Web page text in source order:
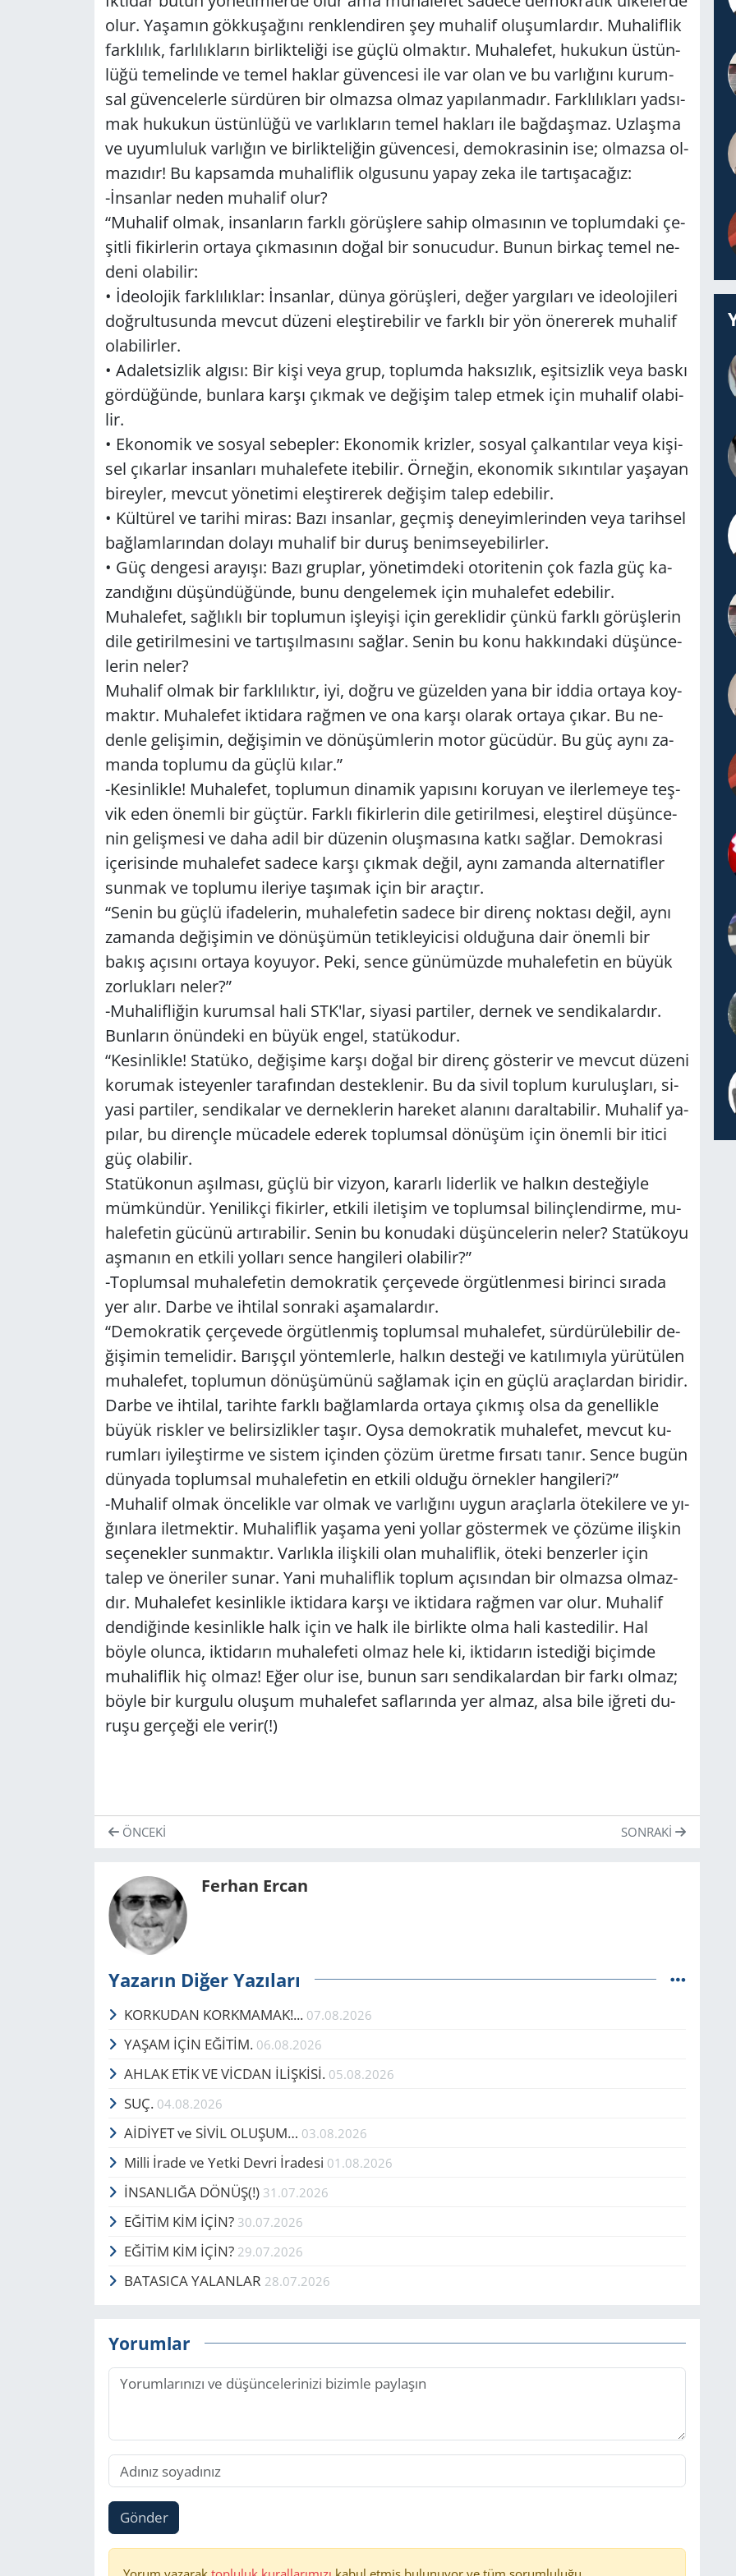
olur. Ya­şa­mın gök­ku­şa­ğı­nı renk­len­di­ren şey mu­ha­lif olu­şum­lar­dır. Mu­ha­lif­lik
fark­lı­lık, far­lı­lık­la­rın bir­lik­te­li­ği ise güçlü ol­mak­tır. Mu­ha­le­fet, hu­ku­kun üs­tün­
lü­ğü te­me­lin­de ve temel hak­lar gü­ven­ce­si ile var olan ve bu var­lı­ğı­nı ku­rum­
sal gü­ven­ce­ler­le sür­dü­ren bir ol­maz­sa olmaz ya­pı­lan­ma­dır. Fark­lı­lık­la­rı yad­sı­
mak hu­ku­kun üs­tün­lü­ğü ve var­lık­la­rın temel hak­la­rı ile bağ­daş­maz. Uz­laş­ma
ve uyum­lu­luk var­lı­ğın ve bir­lik­te­li­ğin gü­ven­ce­si, de­mok­ra­si­nin ise; ol­maz­sa ol­
ma­zı­dır! Bu kap­sam­da mu­ha­lif­lik ol­gu­su­nu yapay zeka ile tar­tı­şa­ca­ğız:
-İnsan­lar neden mu­ha­lif olur?
“Mu­ha­lif olmak, in­san­la­rın fark­lı gö­rüş­le­re sahip ol­ma­sı­nın ve top­lum­da­ki çe­
şit­li fi­kir­le­rin or­ta­ya çık­ma­sı­nın doğal bir so­nu­cu­dur. Bunun bir­kaç temel ne­
de­ni ola­bi­lir:
• İde­olo­jik fark­lı­lık­lar: İnsan­lar, dünya gö­rüş­le­ri, değer yar­gı­la­rı ve ide­olo­ji­le­ri
doğ­rul­tu­sun­da mev­cut dü­ze­ni eleş­ti­re­bi­lir ve fark­lı bir yön öne­re­rek mu­ha­lif
ola­bi­lir­ler.
• Ada­let­siz­lik al­gı­sı: Bir kişi veya grup, top­lum­da hak­sız­lık, eşit­siz­lik veya baskı
gör­dü­ğün­de, bun­la­ra karşı çık­mak ve de­ği­şim talep etmek için mu­ha­lif ola­bi­
lir.
• Eko­no­mik ve sos­yal se­bep­ler: Eko­no­mik kriz­ler, sos­yal çal­kan­tı­lar veya ki­şi­
sel çı­kar­lar in­san­la­rı mu­ha­le­fe­te ite­bi­lir. Ör­ne­ğin, eko­no­mik sı­kın­tı­lar ya­şa­yan
bi­rey­ler, mev­cut yö­ne­ti­mi eleş­ti­re­rek de­ği­şim talep ede­bi­lir.
• Kül­tü­rel ve ta­ri­hi miras: Bazı in­san­lar, geç­miş de­ne­yim­le­rin­den veya ta­rih­sel
bağ­lam­la­rın­dan do­la­yı mu­ha­lif bir duruş be­nim­se­ye­bi­lir­ler.
• Güç den­ge­si ara­yı­şı: Bazı grup­lar, yö­ne­tim­de­ki oto­ri­te­nin çok fazla güç ka­
zan­dı­ğı­nı dü­şün­dü­ğün­de, bunu den­ge­le­mek için mu­ha­le­fet ede­bi­lir.
Mu­ha­le­fet, sağ­lık­lı bir top­lu­mun iş­le­yi­şi için ge­rek­li­dir çünkü fark­lı gö­rüş­le­rin
dile ge­ti­ril­me­si­ni ve tar­tı­şıl­ma­sı­nı sağ­lar. Senin bu konu hak­kın­da­ki dü­şün­ce­
le­rin neler?
Mu­ha­lif olmak bir fark­lı­lık­tır, iyi, doğru ve gü­zel­den yana bir iddia or­ta­ya koy­
mak­tır. Mu­ha­le­fet ik­ti­da­ra rağ­men ve ona karşı ola­rak or­ta­ya çıkar. Bu ne­
den­le ge­li­şi­min, de­ği­şi­min ve dö­nü­şüm­le­rin motor gü­cü­dür. Bu güç aynı za­
man­da top­lu­mu da güçlü kılar.”
-Ke­sin­lik­le! Mu­ha­le­fet, top­lu­mun di­na­mik ya­pı­sı­nı ko­ru­yan ve iler­le­me­ye teş­
vik eden önem­li bir güç­tür. Fark­lı fi­kir­le­rin dile ge­ti­ril­me­si, eleş­ti­rel dü­şün­ce­
nin ge­liş­me­si ve daha adil bir dü­ze­nin oluş­ma­sı­na katkı sağ­lar. De­mok­ra­si
içe­ri­sin­de mu­ha­le­fet sa­de­ce karşı çık­mak değil, aynı za­man­da al­ter­na­tif­ler
sun­mak ve top­lu­mu ile­ri­ye ta­şı­mak için bir araç­tır.
“Senin bu güçlü ifa­de­le­rin, mu­ha­le­fe­tin sa­de­ce bir di­renç nok­ta­sı değil, aynı
za­man­da de­ği­şi­min ve dö­nü­şü­mün te­tik­le­yi­ci­si ol­du­ğu­na dair önem­li bir
bakış açı­sı­nı or­ta­ya ko­yu­yor. Peki, sence gü­nü­müz­de mu­ha­le­fe­tin en büyük
zor­luk­la­rı neler?”
-Mu­ha­lif­li­ğin ku­rum­sal hali STK'lar, si­ya­si par­ti­ler, der­nek ve sen­di­ka­lar­dır.
Bun­la­rın önün­de­ki en büyük engel, sta­tü­ko­dur.
“Ke­sin­lik­le! Sta­tü­ko, de­ği­şi­me karşı doğal bir di­renç gös­te­rir ve mev­cut dü­ze­ni
ko­ru­mak is­te­yen­ler ta­ra­fın­dan des­tek­le­nir. Bu da sivil top­lum ku­ru­luş­la­rı, si­
ya­si par­ti­ler, sen­di­ka­lar ve der­nek­le­rin ha­re­ket ala­nı­nı da­ral­ta­bi­lir. Mu­ha­lif ya­
pı­lar, bu di­renç­le mü­ca­de­le ede­rek top­lum­sal dö­nü­şüm için önem­li bir itici
güç ola­bi­lir.
Sta­tü­ko­nun aşıl­ma­sı, güçlü bir viz­yon, ka­rar­lı li­der­lik ve hal­kın des­te­ğiy­le
müm­kün­dür. Ye­ni­lik­çi fi­kir­ler, et­ki­li ile­ti­şim ve top­lum­sal bi­linç­len­dir­me, mu­
ha­le­fe­tin gü­cü­nü ar­tı­ra­bi­lir. Senin bu ko­nu­da­ki dü­şün­ce­le­rin neler? Sta­tü­ko­yu
aş­ma­nın en et­ki­li yol­la­rı sence han­gi­le­ri ola­bi­lir?”
-Top­lum­sal mu­ha­le­fe­tin de­mok­ra­tik çer­çe­ve­de ör­güt­len­me­si bi­rin­ci sı­ra­da
yer alır. Darbe ve ih­ti­lal son­ra­ki aşa­ma­lar­dır.
“De­mok­ra­tik çer­çe­ve­de ör­güt­len­miş top­lum­sal mu­ha­le­fet, sür­dü­rü­le­bi­lir de­
ği­şi­min te­me­li­dir. Ba­rış­çıl yön­tem­ler­le, hal­kın des­te­ği ve ka­tı­lı­mıy­la yü­rü­tü­len
mu­ha­le­fet, top­lu­mun dö­nü­şü­mü­nü sağ­la­mak için en güçlü araç­lar­dan bi­ri­dir.
Darbe ve ih­ti­lal, ta­rih­te fark­lı bağ­lam­lar­da or­ta­ya çık­mış olsa da ge­nel­lik­le
büyük risk­ler ve be­lir­siz­lik­ler taşır. Oysa de­mok­ra­tik mu­ha­le­fet, mev­cut ku­
rum­la­rı iyi­leş­tir­me ve sis­tem için­den çözüm üret­me fır­sa­tı tanır. Sence bugün
dün­ya­da top­lum­sal mu­ha­le­fe­tin en et­ki­li ol­du­ğu ör­nek­ler han­gi­le­ri?”
-Mu­ha­lif olmak ön­ce­lik­le var olmak ve var­lı­ğı­nı uygun araç­lar­la öte­ki­le­re ve yı­
ğın­la­ra ilet­mek­tir. Mu­ha­lif­lik ya­şa­ma yeni yol­lar gös­ter­mek ve çö­zü­me iliş­kin
se­çe­nek­ler sun­mak­tır. Var­lık­la iliş­ki­li olan mu­ha­lif­lik, öteki ben­zer­ler için
talep ve öne­ri­ler sunar. Yani mu­ha­lif­lik top­lum açı­sın­dan bir ol­maz­sa ol­maz­
dır. Mu­ha­le­fet ke­sin­lik­le ik­ti­da­ra karşı ve ik­ti­da­ra rağ­men var olur. Mu­ha­lif
den­di­ğin­de ke­sin­lik­le halk için ve halk ile bir­lik­te olma hali kas­te­di­lir. Hal
böyle olun­ca, ik­ti­da­rın mu­ha­le­fe­ti olmaz hele ki, ik­ti­da­rın is­te­di­ği bi­çim­de
mu­ha­lif­lik hiç olmaz! Eğer olur ise, bunun sarı sen­di­ka­lar­dan bir farkı olmaz;
böyle bir kur­gu­lu olu­şum mu­ha­le­fet saf­la­rın­da yer almaz, alsa bile iğ­re­ti du­
ru­şu ger­çe­ği ele verir(!)
ÖNCEKI SONRAKI
Ferhan Ercan
Yazarın Diğer Yazıları
KORKUDAN KORKMAMAK!... 07.08.2026
YAŞAM İÇİN EĞİTİM. 06.08.2026
AHLAK ETİK VE VİCDAN İLİŞKİSİ. 05.08.2026
SUÇ. 04.08.2026
AİDİYET ve SİVİL OLUŞUM… 03.08.2026
Milli İrade ve Yetki Devri İradesi 01.08.2026
İNSANLIĞA DÖNÜŞ(!) 31.07.2026
EĞİTİM KİM İÇİN? 30.07.2026
EĞİTİM KİM İÇİN? 29.07.2026
BATASICA YALANLAR 28.07.2026
Yorumlar
Gönder
GÜNDEM
HABERDE İNSAN
KÜLTÜR SANAT
MAGAZİN
POLİTİKA
RESMİ İLANLAR